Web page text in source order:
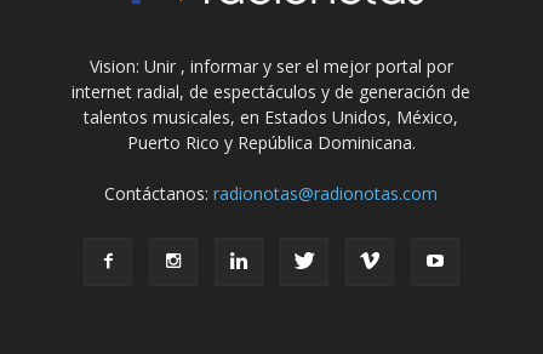
Vision: Unir , informar y ser el mejor portal por
internet radial, de espectáculos y de generación de
talentos musicales, en Estados Unidos, México,
Puerto Rico y República Dominicana.
Contáctanos:radionotas@radionotas.com